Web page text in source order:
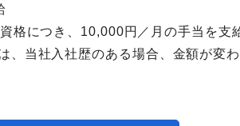
格につき、10,000円／月の手当を支
当社入社歴のある場合、金額が変